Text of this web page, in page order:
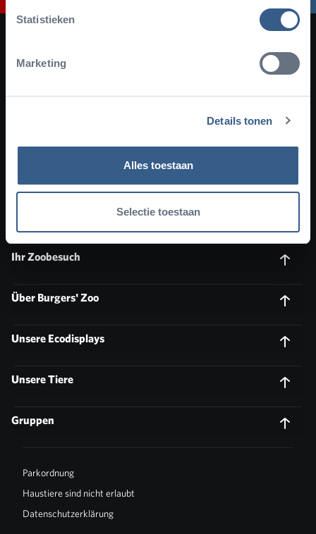
Statistieken
Marketing
Details tonen
Alles toestaan
Selectie toestaan
FacebookInstagramYouTubeTikTok Newsletter
Melden Sie sich für unseren Newsletter an
Ihr Zoobesuch
Über Burgers' Zoo
Unsere Ecodisplays
Unsere Tiere
Gruppen
Parkordnung
Haustiere sind nicht erlaubt
Datenschutzerklärung